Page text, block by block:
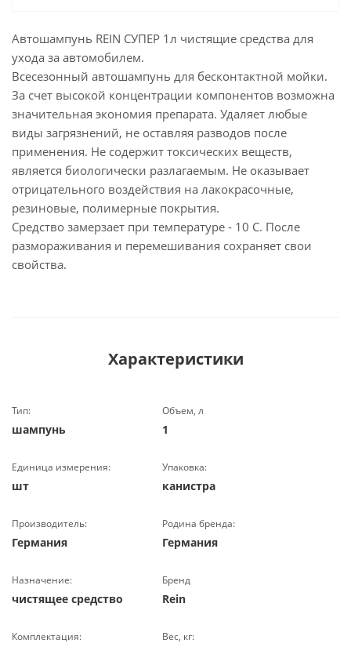
Автошампунь REIN СУПЕР 1л чистящие средства для
ухода за автомобилем.
Всесезонный автошампунь для бесконтактной мойки.
За счет высокой концентрации компонентов возможна
значительная экономия препарата. Удаляет любые
виды загрязнений, не оставляя разводов после
применения. Не содержит токсических веществ,
является биологически разлагаемым. Не оказывает
отрицательного воздействия на лакокрасочные,
резиновые, полимерные покрытия.
Средство замерзает при температуре - 10 С. После
размораживания и перемешивания сохраняет свои
свойства.
Характеристики
Тип:
шампунь
Объем, л
1
Единица измерения:
шт
Упаковка:
канистра
Производитель:
Германия
Родина бренда:
Германия
Назначение:
чистящее средство
Бренд
Rein
Комплектация: Вес, кг: